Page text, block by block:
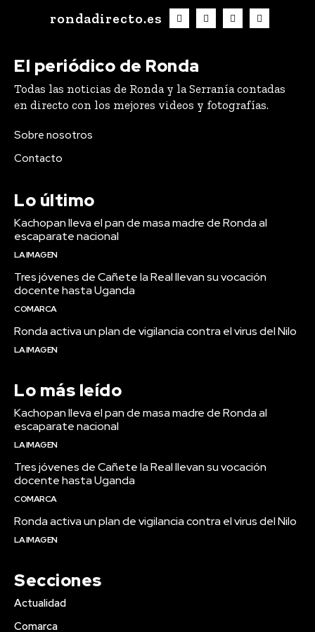
rondadirecto.es
El periódico de Ronda
Todas las noticias de Ronda y la Serranía contadas
en directo con los mejores videos y fotografías.
Sobre nosotros
Contacto
Lo último
Kachopan lleva el pan de masa madre de Ronda al
escaparate nacional
LA IMAGEN
Tres jóvenes de Cañete la Real llevan su vocación
docente hasta Uganda
COMARCA
Ronda activa un plan de vigilancia contra el virus del Nilo
LA IMAGEN
Lo más leído
Kachopan lleva el pan de masa madre de Ronda al
escaparate nacional
LA IMAGEN
Tres jóvenes de Cañete la Real llevan su vocación
docente hasta Uganda
COMARCA
Ronda activa un plan de vigilancia contra el virus del Nilo
LA IMAGEN
Secciones
Actualidad
Comarca